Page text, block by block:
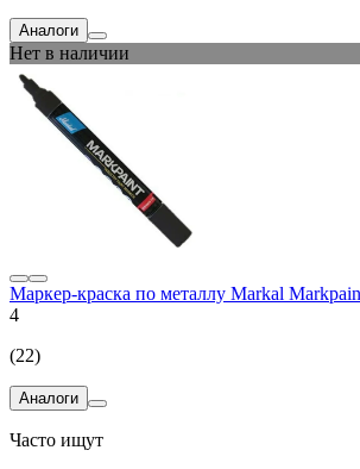
Аналоги
Нет в наличии
Маркер-краска по металлу Markal
4
(22)
Аналоги
Часто ищут